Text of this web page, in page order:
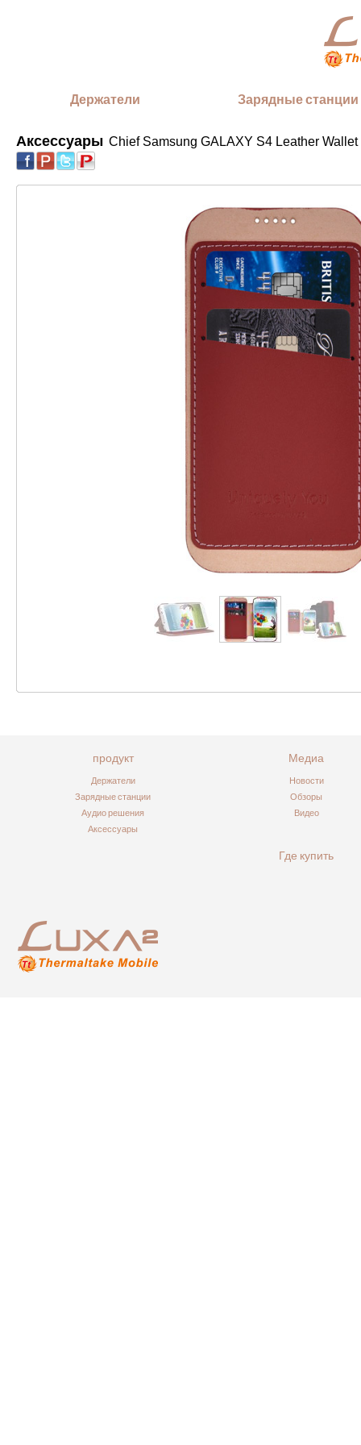
Держатели Зарядные станции
Аксессуары Chief Samsung GALAXY S4 Leather Wallet
продукт
Держатели
Зарядные станции
Аудио решения
Аксессуары
Медиа
Новости
Обзоры
Видео
Где купить